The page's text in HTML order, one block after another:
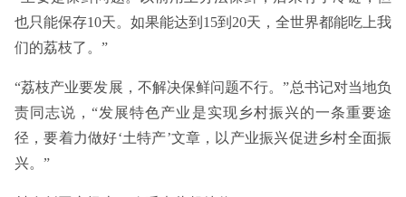
也只能保存10天。如果能达到15到20天，全世界都能吃上我
们的荔枝了。”
“荔枝产业要发展，不解决保鲜问题不行。”总书记对当地负
责同志说，“发展特色产业是实现乡村振兴的一条重要途
径，要着力做好‘土特产’文章，以产业振兴促进乡村全面振
兴。”